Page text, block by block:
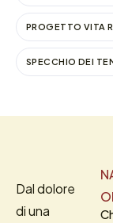
PROGETTO VITA
SPECCHIO DEI
Dal dolore
di una